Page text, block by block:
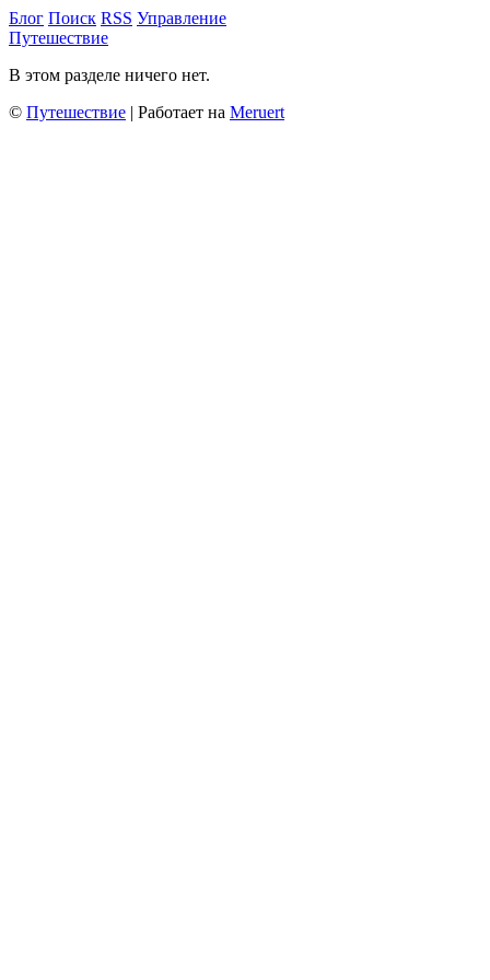
Блог Поиск RSS Управление
Путешествие
В этом разделе ничего нет.
© Путешествие | Работает на Meruert